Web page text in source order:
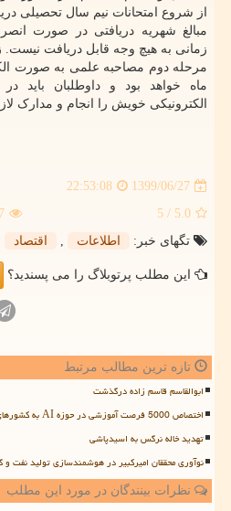
از شروع امتحانات نیم سال تحصیلی
مبالغ شهریه دریافتی در صورت
زمانی به هیچ وجه قابل دریافت
ماه خواهد بود و داوطلبان باید
الکترونیکی خویش را انجام و مدارک
1399/06/27
22:53:08
5.0
/ 5
تگهای خبر:
اطلاعات , اقتصاد
این مطلب پرتوبلاگ را می پسندید؟
تازه ترین مطالب مرتبط
ابوالقاسم قاسم زاده درگذشت
اختصاص 5000 فرصت آموزشی در حوزه AI به کشورهای درحال توسعه
تهدید خاله نرگس به اسیدپاشی
نوآوری محققان امیرکبیر در هوشمندسازی تولید نفت و
نظرات بینندگان در مورد این مطلب